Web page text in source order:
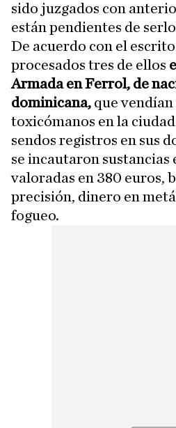
sido juzgados con
están pendientes de
De acuerdo con el
procesados tres de ellos
Armada en Ferrol, de
dominicana, que vendían
toxicómanos en la
sendos registros en sus
se incautaron sustancias
valoradas en 380 euros,
precisión, dinero en
fogueo.